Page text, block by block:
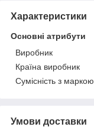
Характеристики
Основні атрибути
Виробник
Країна виробник
Сумісність з маркою
Умови доставки